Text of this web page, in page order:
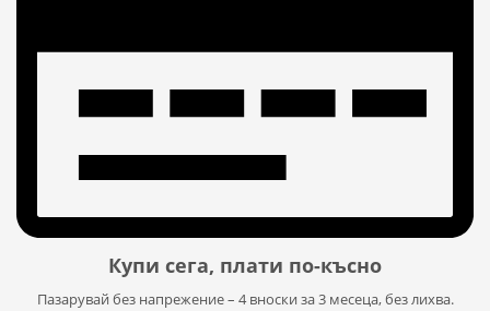
Купи сега, плати по-късно
Пазарувай без напрежение – 4 вноски за 3 месеца, без лихва.